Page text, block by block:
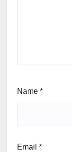
Name *
Email *